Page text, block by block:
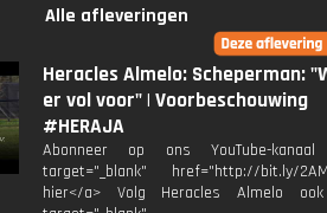
Alle afleveringen
Heracles Almelo: Scheperman:
er vol voor" | Voorbeschouwing
#HERAJA
Abonneer op ons YouTube-
target="_blank" href="http://bit.ly/
hier</a> Volg Heracles Almelo